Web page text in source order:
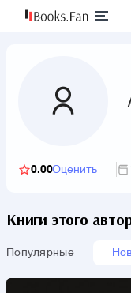
0.00Оценить
Книги этого
Популярные